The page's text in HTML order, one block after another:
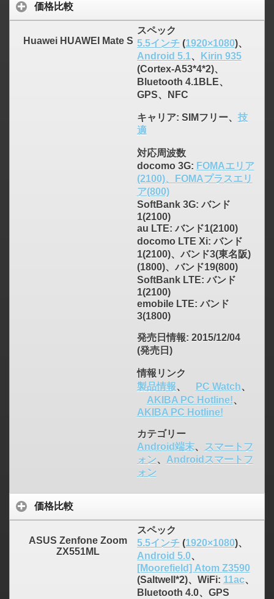
価格比較
Huawei HUAWEI Mate S
スペック
5.5インチ(1920×1080)、
Android 5.1、
Kirin 935
(Cortex-A53*4*2)、
Bluetooth 4.1BLE、
GPS、NFC
キャリア: SIMフリー、 技
適
対応周波数
docomo 3G: FOMAエリア
(2100)、FOMAプラスエリ
ア(800)
SoftBank 3G: バンド
1(2100)
au LTE: バンド1(2100)
docomo LTE Xi: バンド
1(2100)、バンド3(東名阪)
(1800)、バンド19(800)
SoftBank LTE: バンド
1(2100)
emobile LTE: バンド
3(1800)
発売日情報: 2015/12/04
(発売日)
情報リンク
製品情報、 PC Watch、
AKIBA PC Hotline!、
AKIBA PC Hotline!
カテゴリー
Android端末、
スマートフ
ォン、 Androidスマートフ
ォン
価格比較
ASUS Zenfone Zoom
ZX551ML
スペック
5.5インチ(1920×1080)、
Android 5.0、
[Moorefield] Atom Z3590
(Saltwell*2)、WiFi: 11ac、
Bluetooth 4.0、GPS